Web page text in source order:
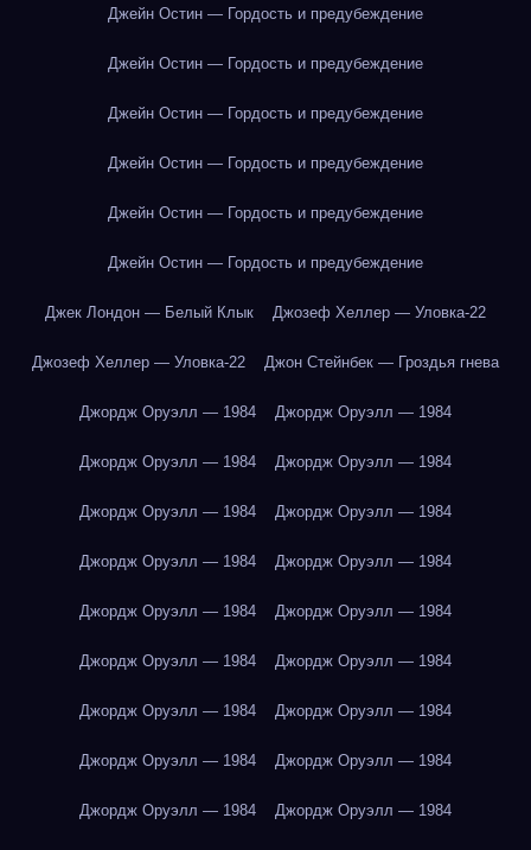
Джейн Остин — Гордость и предубеждение
Джейн Остин — Гордость и предубеждение
Джейн Остин — Гордость и предубеждение
Джейн Остин — Гордость и предубеждение
Джейн Остин — Гордость и предубеждение
Джейн Остин — Гордость и предубеждение
Джек Лондон — Белый Клык Джозеф Хеллер — Уловка-22
Джозеф Хеллер — Уловка-22 Джон Стейнбек — Гроздья гнева
Джордж Оруэлл — 1984 Джордж Оруэлл — 1984
Джордж Оруэлл — 1984 Джордж Оруэлл — 1984
Джордж Оруэлл — 1984 Джордж Оруэлл — 1984
Джордж Оруэлл — 1984 Джордж Оруэлл — 1984
Джордж Оруэлл — 1984 Джордж Оруэлл — 1984
Джордж Оруэлл — 1984 Джордж Оруэлл — 1984
Джордж Оруэлл — 1984 Джордж Оруэлл — 1984
Джордж Оруэлл — 1984 Джордж Оруэлл — 1984
Джордж Оруэлл — 1984 Джордж Оруэлл — 1984